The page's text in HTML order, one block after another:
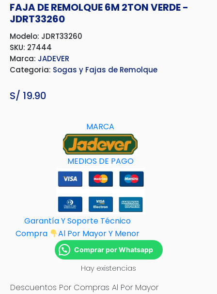
FAJA DE REMOLQUE 6M 2TON VERDE -
JDRT33260
Modelo: JDRT33260
SKU: 27444
Marca: JADEVER
Categoria: Sogas y Fajas de Remolque
S/ 19.90
MARCA
MEDIOS DE PAGO
Garantía Y Soporte Técnico
Compra
Al Por Mayor Y Menor
Comprar por Whatsapp
Hay existencias
Descuentos Por Compras Al Por Mayor